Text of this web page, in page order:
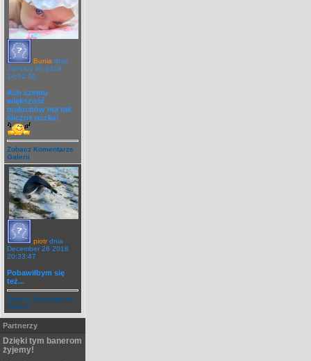
Bunia dnia
January 30 2019
14:51:30
Ach czemu
większość
maluchów ma tak
śliczne oczka!
Zobacz Komentarze
Galerii
piotr dnia
December 28 2018
20:33:47
Pobawiłbym się
też...
Zobacz Komentarze
Galerii
Partnerzy
Dzięki tym banerom
żyjemy!